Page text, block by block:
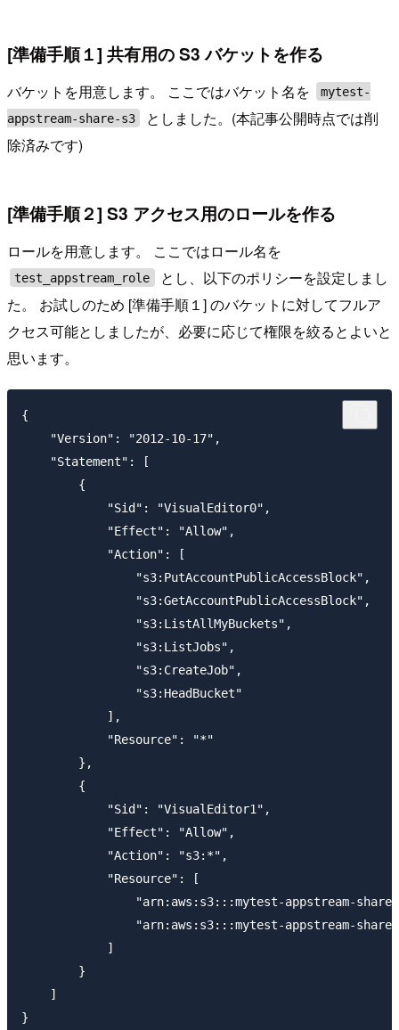
[準備手順１] 共有用の S3 バケットを作る
バケットを用意します。 ここではバケット名を
mytest-
appstream-share-s3
としました。(本記事公開時点では削
除済みです)
[準備手順２] S3 アクセス用のロールを作る
ロールを用意します。 ここではロール名を
test_appstream_role
とし、以下のポリシーを設定しまし
た。 お試しのため [準備手順１] のバケットに対してフルア
クセス可能としましたが、必要に応じて権限を絞るとよいと
思います。
{
    "Version": "2012-10-17",
    "Statement": [
        {
            "Sid": "VisualEditor0",
            "Effect": "Allow",
            "Action": [
                "s3:PutAccountPublicAccessBlock",
                "s3:GetAccountPublicAccessBlock",
                "s3:ListAllMyBuckets",
                "s3:ListJobs",
                "s3:CreateJob",
                "s3:HeadBucket"
            ],
            "Resource": "*"
        },
        {
            "Sid": "VisualEditor1",
            "Effect": "Allow",
            "Action": "s3:*",
            "Resource": [
"arn:aws:s3:::mytest-appstream-
"arn:aws:s3:::mytest-appstream-
            ]
        }
    ]